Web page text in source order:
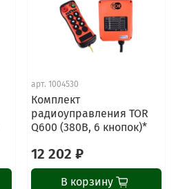
арт. 1004530
Комплект
радиоуправления TOR
Q600 (380В, 6 кнопок)*
12 202 ₽
В корзину